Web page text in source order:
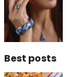
Best posts